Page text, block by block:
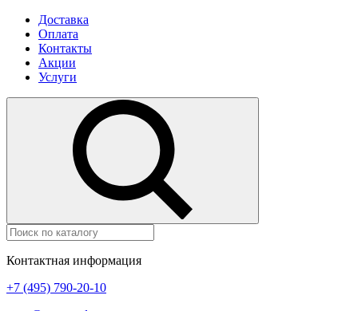
Доставка
Оплата
Контакты
Акции
Услуги
Контактная информация
+7 (495) 790-20-10